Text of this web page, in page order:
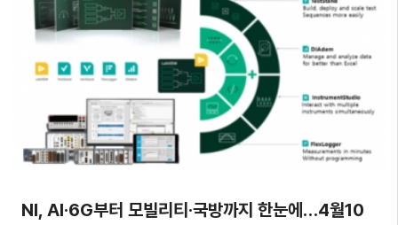
NI, AI·6G부터 모빌리티·국방까지 한눈에…4월10